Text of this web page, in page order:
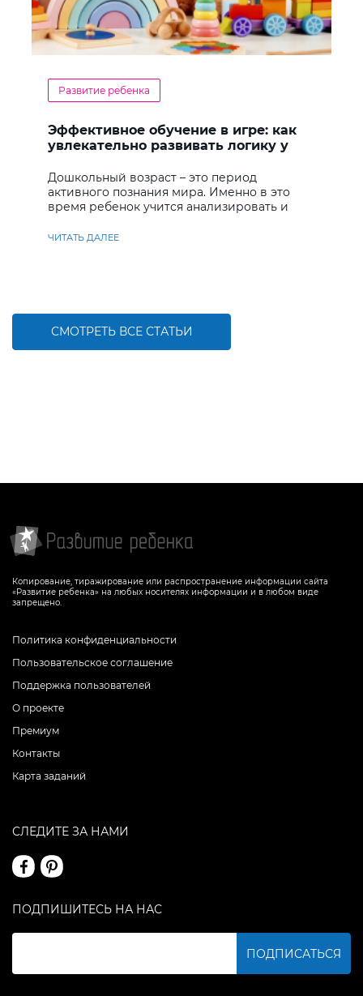
Развитие ребенка
Эффективное обучение в игре: как
увлекательно развивать логику у
Дошкольный возраст – это период
активного познания мира. Именно в это
время ребенок учится анализировать и
ЧИТАТЬ ДАЛЕЕ
СМОТРЕТЬ ВСЕ СТАТЬИ
Копирование, тиражирование или распространение информации сайта
«Развитие ребенка» на любых носителях информации и в любом виде
запрещено.
Политика конфиденциальности
Пользовательское соглашение
Поддержка пользователей
О проекте
Премиум
Контакты
Карта заданий
СЛЕДИТЕ ЗА НАМИ
ПОДПИШИТЕСЬ НА НАС
ПОДПИСАТЬСЯ